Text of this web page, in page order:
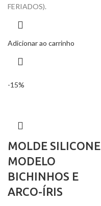
FERIADOS).
Adicionar ao carrinho
-15%
MOLDE SILICONE
MODELO
BICHINHOS E
ARCO-ÍRIS